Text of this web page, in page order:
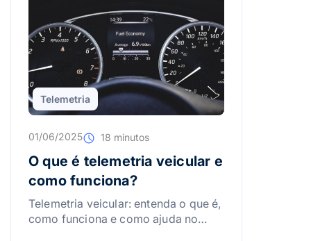
Telemetria
01/06/2025 18 minutos
O que é telemetria veicular e
como funciona?
Telemetria veicular: entenda o que é,
como funciona e como ajuda no